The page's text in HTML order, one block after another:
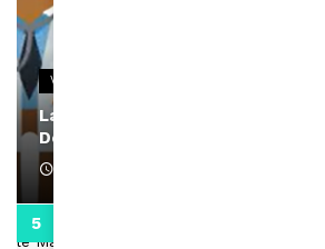
VIDEOS
La rubrique santé speciale
Docteur Makanda